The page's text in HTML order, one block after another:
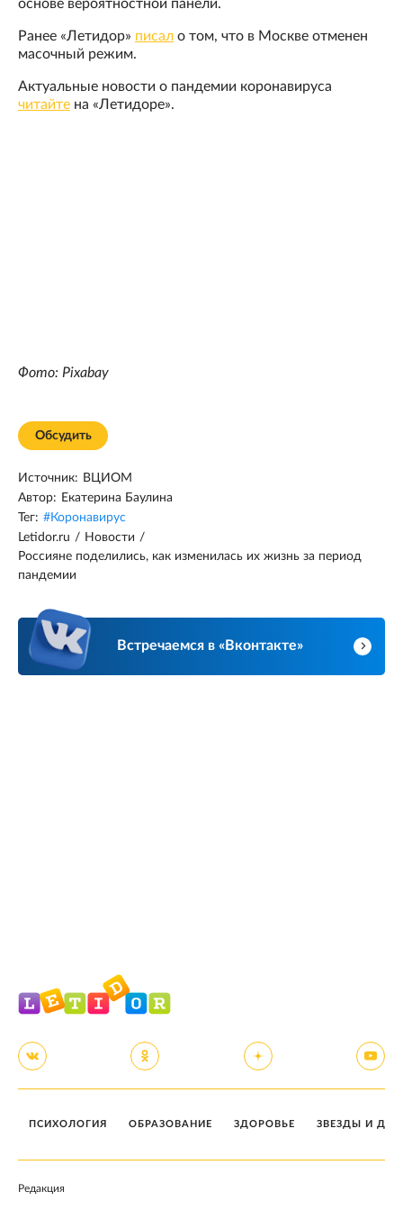
основе вероятностной панели.
Ранее «Летидор» писал о том, что в Москве отменен
масочный режим.
Актуальные новости о пандемии коронавируса
читайте на «Летидоре».
Фото: Pixabay
Обсудить
Источник: ВЦИОМ
Автор: Екатерина Баулина
Тег: #Коронавирус
Letidor.ru / Новости /
Россияне поделились, как изменилась их жизнь за период
пандемии
Встречаемся в «Вконтакте»
ПСИХОЛОГИЯ ОБРАЗОВАНИЕ ЗДОРОВЬЕ ЗВЕЗДЫ И
Редакция